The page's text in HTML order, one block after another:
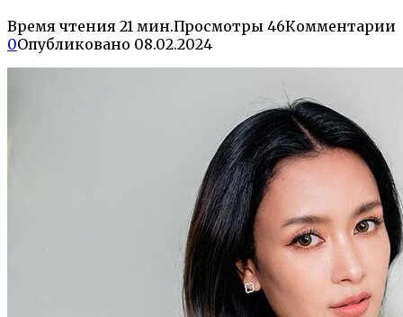
Время чтения 21 мин.Просмотры 46Комментарии
0Опубликовано 08.02.2024